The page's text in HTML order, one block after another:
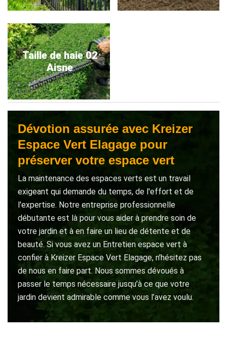
Taille de haie 02
Aisne
Dévotion assurée avec Kreizer
Espace Vert Elagage pour
préserver votre espace vert
La maintenance des espaces verts est un travail
exigeant qui demande du temps, de l'effort et de
l'expertise. Notre entreprise professionnelle
débutante est là pour vous aider à prendre soin de
votre jardin et à en faire un lieu de détente et de
beauté. Si vous avez un Entretien espace vert à
confier à Kreizer Espace Vert Elagage, n’hésitez pas
de nous en faire part. Nous sommes dévoués à
passer le temps nécessaire jusqu’à ce que votre
jardin devient admirable comme vous l’avez voulu.